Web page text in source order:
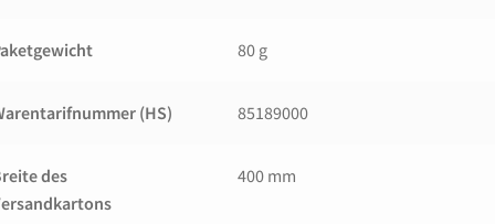
80 g
(HS) 85189000
des
400 mm